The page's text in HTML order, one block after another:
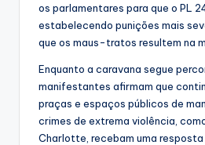
os parlamentares para que o PL
estabelecendo punições mais
que os maus-tratos resultem na
Enquanto a caravana segue
manifestantes afirmam que
praças e espaços públicos de
crimes de extrema violência,
Charlotte, recebam uma